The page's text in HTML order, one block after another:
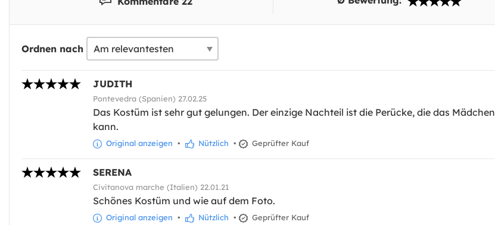
Ordnen nach
JUDITH
Pontevedra (Spanien) 27.02.25
Das Kostüm ist sehr gut gelungen. Der einzige Nachteil ist die Perücke, die das
kann.
Original anzeigen • Nützlich • Geprüfter Kauf
SERENA
Civitanova marche (Italien) 22.01.21
Schönes Kostüm und wie auf dem Foto.
Original anzeigen • Nützlich • Geprüfter Kauf